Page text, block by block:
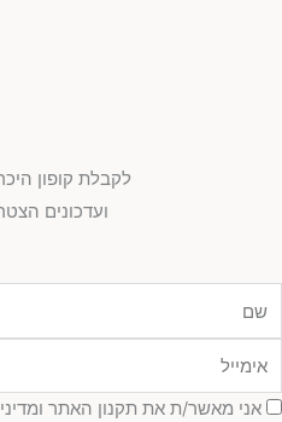
לקבלת קופון היכרות 10%
ועדכונים
אני מאשר/ת את תקנון האתר